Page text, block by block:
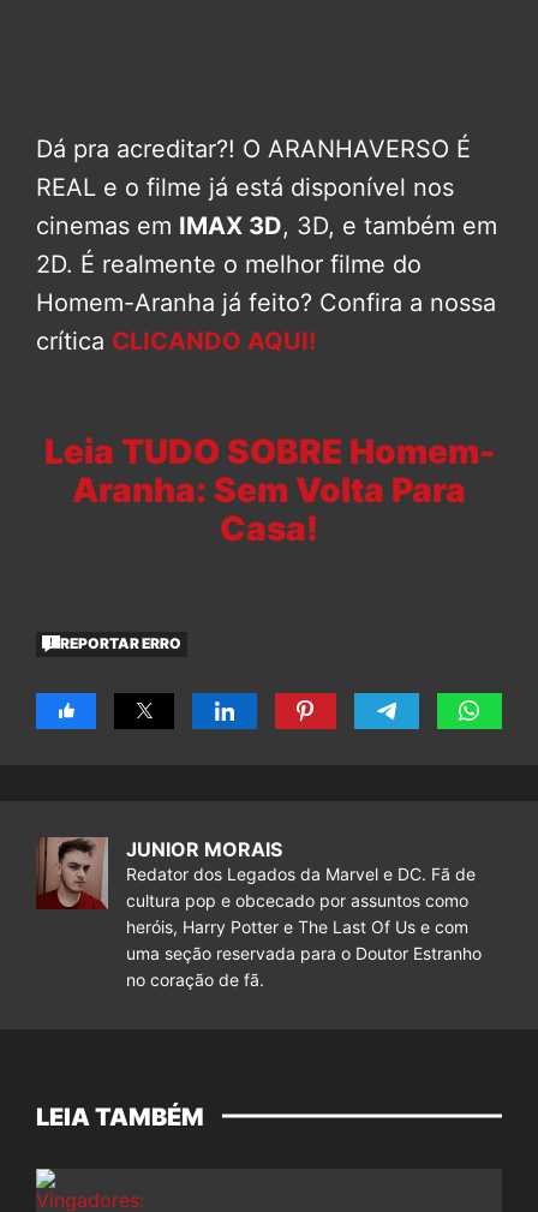
Dá pra acreditar?! O ARANHAVERSO É
REAL e o filme já está disponível nos
cinemas em IMAX 3D, 3D, e também em
2D. É realmente o melhor filme do
Homem-Aranha já feito? Confira a nossa
crítica CLICANDO AQUI!
Leia TUDO SOBRE Homem-
Aranha: Sem Volta Para
Casa!
REPORTAR ERRO
JUNIOR MORAIS
Redator dos Legados da Marvel e DC. Fã de
cultura pop e obcecado por assuntos como
heróis, Harry Potter e The Last Of Us e com
uma seção reservada para o Doutor Estranho
no coração de fã.
LEIA TAMBÉM